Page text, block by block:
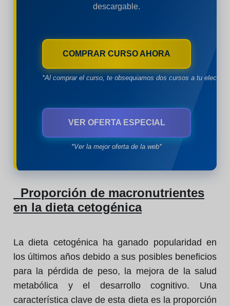
descargable.
COMPRAR CURSO AHORA
*Al comprar el curso, te obsequiamos dos cursos a tu
VER OFERTA ESPECIAL
*Ver la mejor oferta de la web*
Proporción de macronutrientes
en la dieta cetogénica
La dieta cetogénica ha ganado popularidad en
los últimos años debido a sus posibles beneficios
para la pérdida de peso, la mejora de la salud
metabólica y el desarrollo cognitivo. Una
característica clave de esta dieta es la proporción